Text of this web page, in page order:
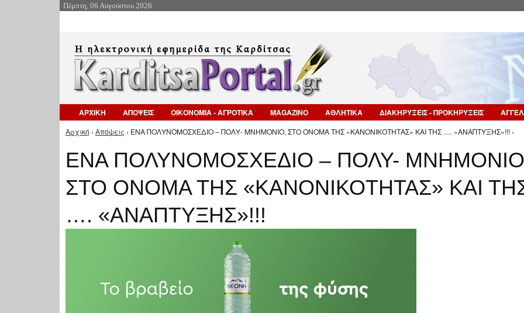
Πέμπτη, 06 Αυγούστου 2026
ΑΡΧΙΚΗ ΑΠΟΨΕΙΣ ΟΙΚΟΝΟΜΙΑ - ΑΓΡΟΤΙΚΑ MAGAZINO ΑΘΛΗΤΙΚΑ ΔΙΑΚΗΡΥΞΕΙΣ - ΠΡΟΚΗΡΥΞΕΙΣ
Είστε εδώ
Αρχική › Απόψεις › ΕΝΑ ΠΟΛΥΝΟΜΟΣΧΕΔΙΟ – ΠΟΛΥ- ΜΝΗΜΟΝΙΟ, ΣΤΟ ΟΝΟΜΑ ΤΗΣ «ΚΑΝΟΝΙΚΟΤΗΤΑΣ» ΚΑΙ ΤΗΣ …. «ΑΝΑΠΤΥΞΗΣ»!!! ›
ΕΝΑ ΠΟΛΥΝΟΜΟΣΧΕΔΙΟ – ΠΟΛΥ-
ΣΤΟ ΟΝΟΜΑ ΤΗΣ «ΚΑΝΟΝΙΚΟΤΗΤΑΣ» ΚΑΙ
…. «ΑΝΑΠΤΥΞΗΣ»!!!